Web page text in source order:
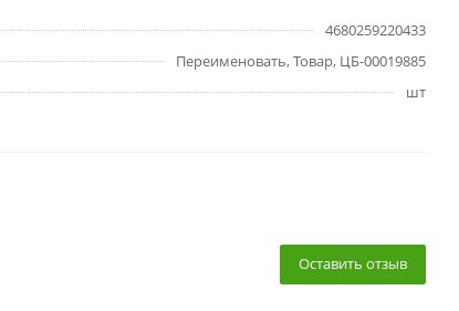
4680259220433
Переименовать, Товар, ЦБ-00019885
шт
Оставить отзыв